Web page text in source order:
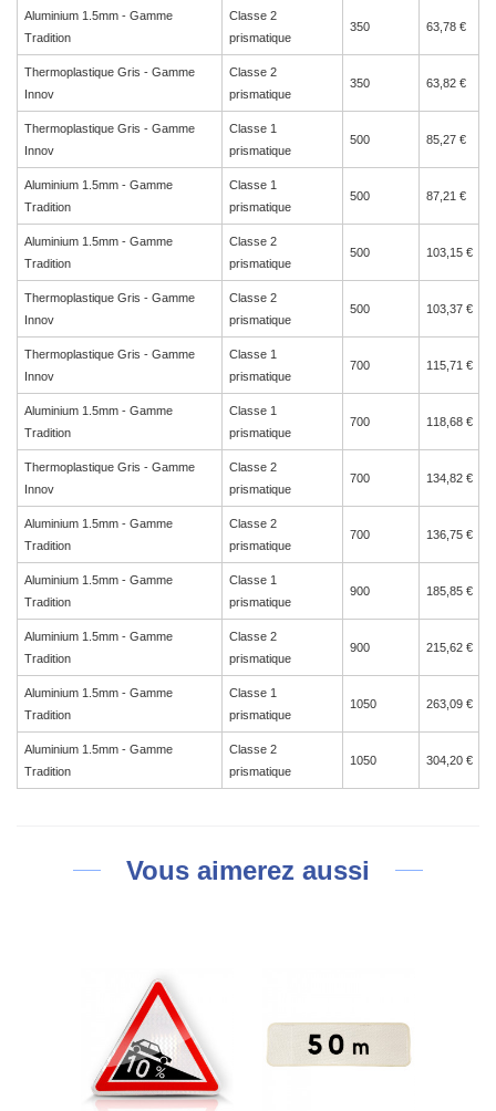
Aluminium 1.5mm - Gamme
Tradition
Classe 2
prismatique
350 63,78 €
Thermoplastique Gris - Gamme
Innov
Classe 2
prismatique
350 63,82 €
Thermoplastique Gris - Gamme
Innov
Classe 1
prismatique
500 85,27 €
Aluminium 1.5mm - Gamme
Tradition
Classe 1
prismatique
500 87,21 €
Aluminium 1.5mm - Gamme
Tradition
Classe 2
prismatique
500 103,15 €
Thermoplastique Gris - Gamme
Innov
Classe 2
prismatique
500 103,37 €
Thermoplastique Gris - Gamme
Innov
Classe 1
prismatique
700 115,71 €
Aluminium 1.5mm - Gamme
Tradition
Classe 1
prismatique
700 118,68 €
Thermoplastique Gris - Gamme
Innov
Classe 2
prismatique
700 134,82 €
Aluminium 1.5mm - Gamme
Tradition
Classe 2
prismatique
700 136,75 €
Aluminium 1.5mm - Gamme
Tradition
Classe 1
prismatique
900 185,85 €
Aluminium 1.5mm - Gamme
Tradition
Classe 2
prismatique
900 215,62 €
Aluminium 1.5mm - Gamme
Tradition
Classe 1
prismatique
1050 263,09 €
Aluminium 1.5mm - Gamme
Tradition
Classe 2
prismatique
1050 304,20 €
Vous aimerez aussi